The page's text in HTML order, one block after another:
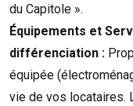
du Capitole ».
Équipements et
différenciation :
équipée
vie de vos locataires.